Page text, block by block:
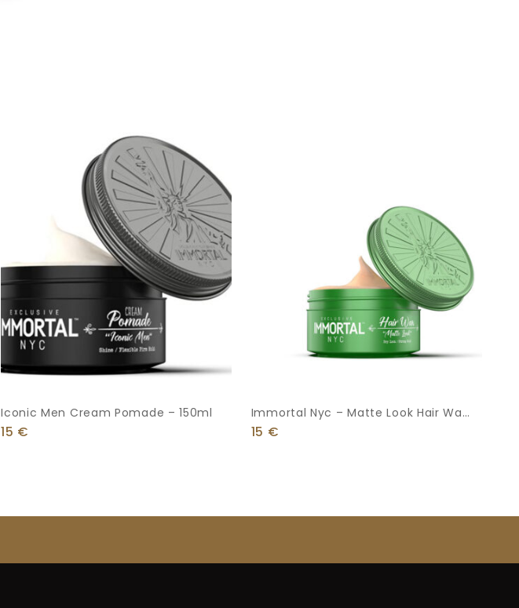
Iconic Men Cream Pomade – 150ml
15 €
Immortal Nyc – Matte Look Hair Wax
150 Ml
15 €